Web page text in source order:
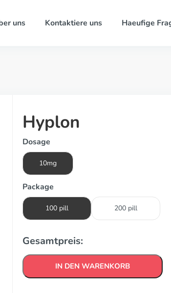
uns Kontaktiere uns Haeufige
Hyplon
Dosage
10mg
Package
100 pill 200 pill
Gesamtpreis:
IN DEN WARENKORB